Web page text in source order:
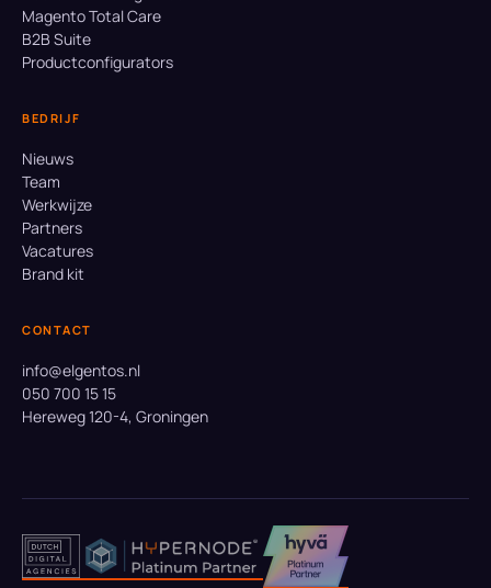
Magento Total Care
B2B Suite
Productconfigurators
BEDRIJF
Nieuws
Team
Werkwijze
Partners
Vacatures
Brand kit
CONTACT
info@elgentos.nl
050 700 15 15
Hereweg 120-4, Groningen